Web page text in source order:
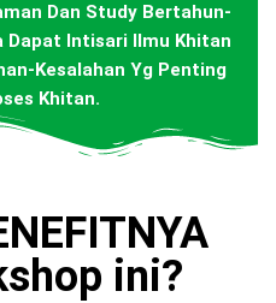
Dan Study Bertahun-
Dapat Intisari Ilmu Khitan
Kesalahan Yg Penting
Khitan.
ini?